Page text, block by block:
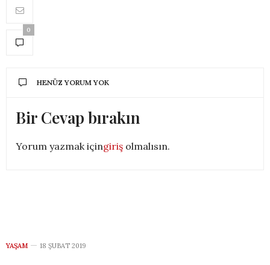
0
HENÜZ YORUM YOK
Bir Cevap bırakın
Yorum yazmak içingiriş olmalısın.
YAŞAM 18 ŞUBAT 2019